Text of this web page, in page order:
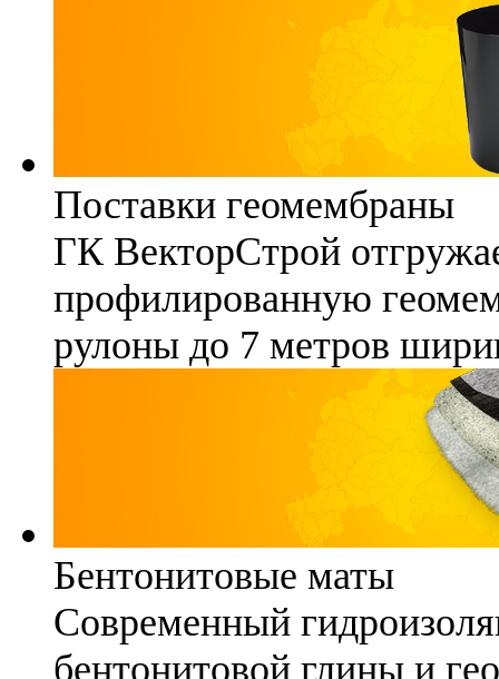
Поставки геомембраны
ГК ВекторСтрой
профилированную
рулоны до 7 метров
Бентонитовые маты
Современный
бентонитовой глины и